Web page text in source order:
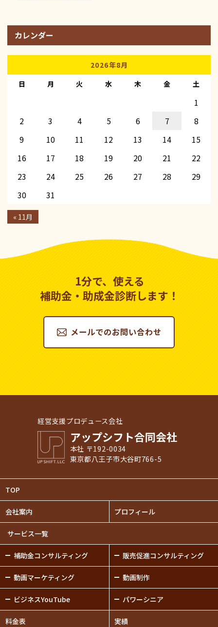
カレンダー
2026年8月
日
月 火 水 木 金 土
1
2
3 4 5 6 7
8
9
10 11 12 13 14
15
16
17 18 19 20 21
22
23
24 25 26 27 28
29
30
31
« 11月
1分で、使える
補助金・助成金診断します！
メールでのお問い合わせ
経営支援プロデュース会社
アップシフト合同会社
本社 〒192-0034
東京都八王子市大谷町766-5
TOP
会社案内 プロフィール
サービス一覧
補助金コンサルティング 販売促進コンサルティング
動画マーケティング 動画制作
ビジネスYouTube パワーシニア
料金表 実績